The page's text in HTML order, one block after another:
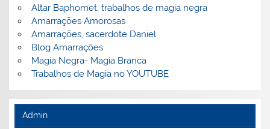
Altar Baphomet, trabalhos de magia negra
Amarrações Amorosas
Amarrações, sacerdote Daniel
Blog Amarrações
Magia Negra- Magia Branca
Trabalhos de Magia no YOUTUBE
Admin